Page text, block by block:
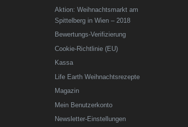
Aktion: Weihnachtsmarkt am
Spittelberg in Wien – 2018
Bewertungs-Verifizierung
Cookie-Richtlinie (EU)
Kassa
Life Earth Weihnachtsrezepte
Magazin
Mein Benutzerkonto
Newsletter-Einstellungen